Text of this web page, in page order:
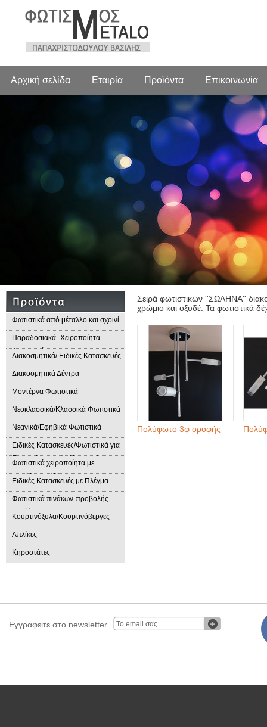
Αρχική σελίδα Εταιρία Προϊόντα Επικοινωνία
Φωτιστικά από μέταλλο και σχοινί
Παραδοσιακά- Χειροποίητα
Φωτιστικά
Διακοσμητικά/ Ειδικές Κατασκευές
Διακοσμητικά Δέντρα
Μοντέρνα Φωτιστικά
Νεοκλασσικά/Κλασσικά Φωτιστικά
Νεανικά/Εφηβικά Φωτιστικά
Ειδικές Κατασκευές/Φωτιστικά για
Επαγγελματικούς Χώρους/
Παραδοσιακά Φωτιστικά
Φωτιστικά χειροποίητα με
μεταλλικά φύλλα
Ειδικές Κατασκευές με Πλέγμα
Φωτιστικά πινάκων-προβολής
προϊόντων
Κουρτινόξυλα/Κουρτινόβεργες
Απλίκες
Κηροστάτες
Σειρά φωτιστικών ''ΣΩΛΗΝΑ''
χρώμιο και οξυδέ. Τα φωτιστικά
Πολύφωτο 3φ οροφής
Εγγραφείτε στο newsletter